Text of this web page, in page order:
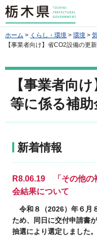
栃木県
ホーム > くらし・環境 > 環境 >
【事業者向け】省CO2設備の更
【事業者向
等に係る補助
新着情報
R8.06.19 「 その他の
会結果について
令和８（2026）年６月
ため、同日に交付申請書
抽選により選定しました。